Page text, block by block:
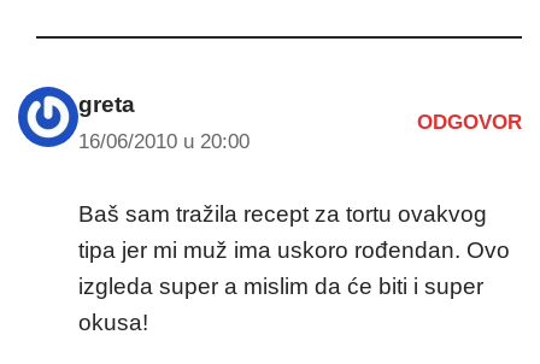
greta
16/06/2010 u 20:00
ODGOVOR
Baš sam tražila recept za tortu ovakvog
tipa jer mi muž ima uskoro rođendan. Ovo
izgleda super a mislim da će biti i super
okusa!